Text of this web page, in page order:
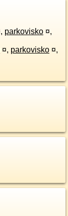
, parkovisko ¤,
¤, parkovisko ¤,